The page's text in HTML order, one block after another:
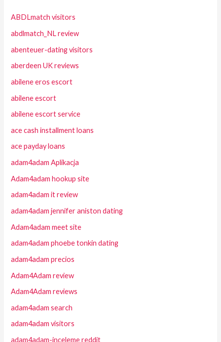
ABDLmatch visitors
abdlmatch_NL review
abenteuer-dating visitors
aberdeen UK reviews
abilene eros escort
abilene escort
abilene escort service
ace cash installment loans
ace payday loans
adam4adam Aplikacja
Adam4adam hookup site
adam4adam it review
adam4adam jennifer aniston dating
Adam4adam meet site
adam4adam phoebe tonkin dating
adam4adam precios
Adam4Adam review
Adam4Adam reviews
adam4adam search
adam4adam visitors
adam4adam-inceleme reddit